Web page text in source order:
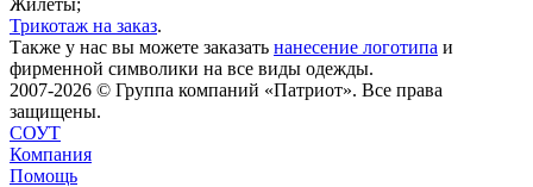
Трикотаж на заказ.
Также у нас вы можете заказать нанесение логотипа и
фирменной символики на все виды одежды.
2007-2026 © Группа компаний «Патриот». Все права
защищены.
СОУТ
Компания
Помощь